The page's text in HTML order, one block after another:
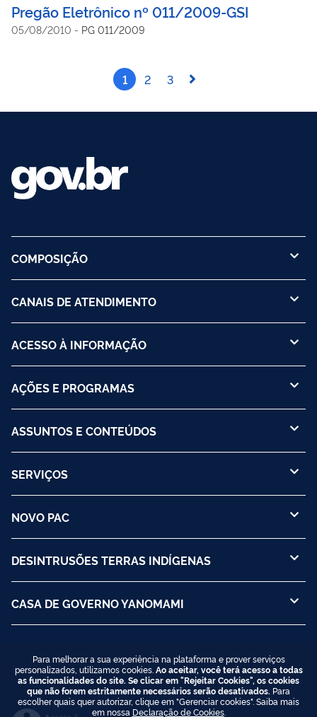
Pregão Eletrônico nº 011/2009-GSI
05/08/2010 - PG 011/2009
1 2 3
COMPOSIÇÃO
CANAIS DE ATENDIMENTO
ACESSO À INFORMAÇÃO
AÇÕES E PROGRAMAS
ASSUNTOS E CONTEÚDOS
SERVIÇOS
NOVO PAC
DESINTRUSÕES TERRAS INDÍGENAS
CASA DE GOVERNO YANOMAMI
Para melhorar a sua experiência na plataforma e prover serviços
personalizados, utilizamos cookies. Ao aceitar, você terá acesso a todas
as funcionalidades do site. Se clicar em "Rejeitar Cookies", os cookies
que não forem estritamente necessários serão desativados. Para
escolher quais quer autorizar, clique em "Gerenciar cookies". Saiba mais
em nossa Declaração de Cookies.